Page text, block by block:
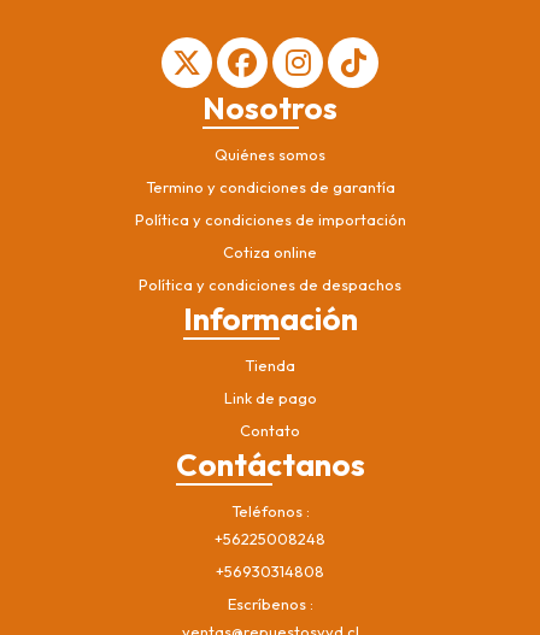
Nosotros
Quiénes somos
Termino y condiciones de garantía
Política y condiciones de importación
Cotiza online
Política y condiciones de despachos
Información
Tienda
Link de pago
Contato
Contáctanos
Teléfonos
+56225008248
+56930314808
Escríbenos